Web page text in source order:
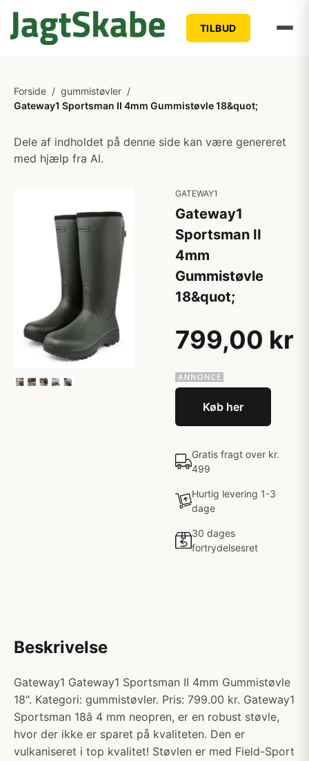
TILBUD
Forside / gummistøvler /
Gateway1 Sportsman II 4mm Gummistøvle 18&quot;
Dele af indholdet på denne side kan være genereret
med hjælp fra AI.
GATEWAY1
Gateway1
Sportsman II
4mm
Gummistøvle
18&quot;
799,00 kr
Køb her
Gratis fragt over kr.
499
Hurtig levering 1-3
dage
30 dages
fortrydelsesret
Beskrivelse
Gateway1 Gateway1 Sportsman II 4mm Gummistøvle
18". Kategori: gummistøvler. Pris: 799.00 kr. Gateway1
Sportsman 18â 4 mm neopren, er en robust støvle,
hvor der ikke er sparet på kvaliteten. Den er
vulkaniseret i top kvalitet! Støvlen er med Field-Sport